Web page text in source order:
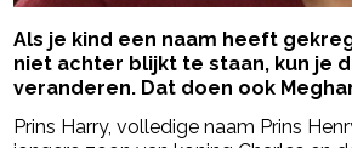
Als je kind een naam heeft
niet achter blijkt te staan, kun je
veranderen. Dat doen ook
Prins Harry, volledige naam Prins